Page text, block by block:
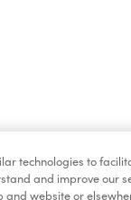
technologies to
and improve our
and website or